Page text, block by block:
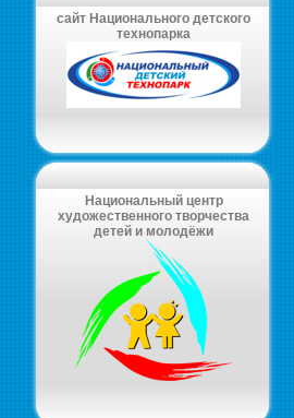
сайт Национального детского
технопарка
Национальный центр
художественного творчества
детей и молодёжи